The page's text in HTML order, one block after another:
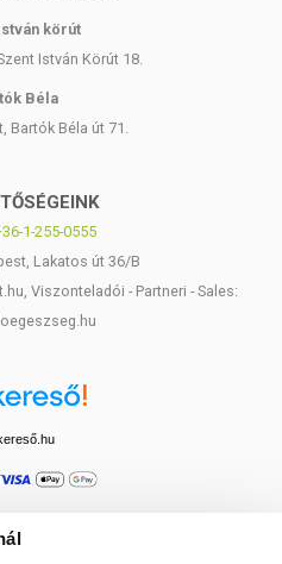
körút
István Körút 18.
Béla
Bartók Béla út 71.
1-255-0555
Lakatos út 36/B
Viszonteladói - Partneri - Sales: